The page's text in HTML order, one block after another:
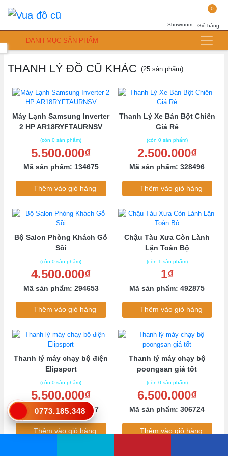
0
Giỏ hàng
Showroom
DANH MỤC SẢN PHẨM
THANH LÝ ĐỒ CŨ KHÁC (25 sản phẩm)
Máy Lạnh Samsung Inverter
2 HP AR18RYFTAURNSV
(còn 0 sản phẩm)
5.500.000₫
Mã sản phẩm: 134675
Thêm vào giỏ hàng
Thanh Lý Xe Bán Bột Chiên
Giá Rẻ
(còn 0 sản phẩm)
2.500.000₫
Mã sản phẩm: 328496
Thêm vào giỏ hàng
Bộ Salon Phòng Khách Gỗ
Sồi
(còn 0 sản phẩm)
4.500.000₫
Mã sản phẩm: 294653
Thêm vào giỏ hàng
Chậu Tàu Xưa Còn Lành
Lặn Toàn Bộ
(còn 1 sản phẩm)
1₫
Mã sản phẩm: 492875
Thêm vào giỏ hàng
Thanh lý máy chạy bộ điện
Elipsport
(còn 0 sản phẩm)
5.500.000₫
Mã sản phẩm: 823497
Thêm vào giỏ hàng
Thanh lý máy chạy bộ
poongsan giá tốt
(còn 0 sản phẩm)
6.500.000₫
Mã sản phẩm: 306724
Thêm vào giỏ hàng
0773.185.348